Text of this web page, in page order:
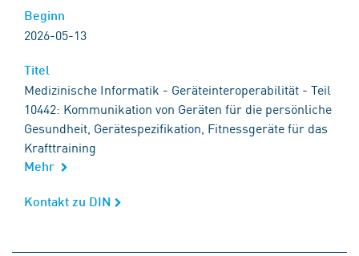
Beginn
2026-05-13
Titel
Medizinische Informatik - Geräteinteroperabilität - Teil
10442: Kommunikation von Geräten für die persönliche
Gesundheit, Gerätespezifikation, Fitnessgeräte für das
Krafttraining
Mehr
Kontakt zu DIN
Kontakt zu DIN